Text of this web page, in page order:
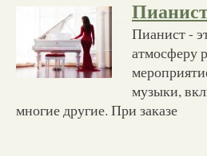
Пианист -
атмосферу
музыки,
многие другие. При заказе